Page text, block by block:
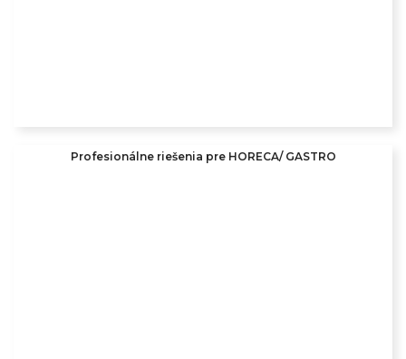
Profesionálne riešenia pre HORECA/ GASTRO